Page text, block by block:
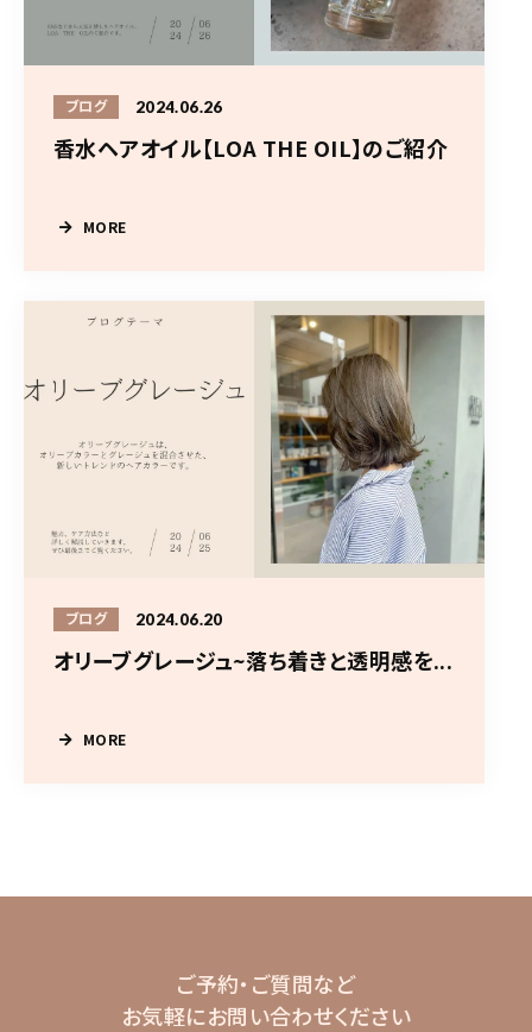
ブログ 2024.06.26
香水ヘアオイル【LOA THE OIL】のご紹介
MORE
ブログ 2024.06.20
オリーブグレージュ~落ち着きと透明感を...
MORE
ご予約・ご質問など
お気軽にお問い合わせください